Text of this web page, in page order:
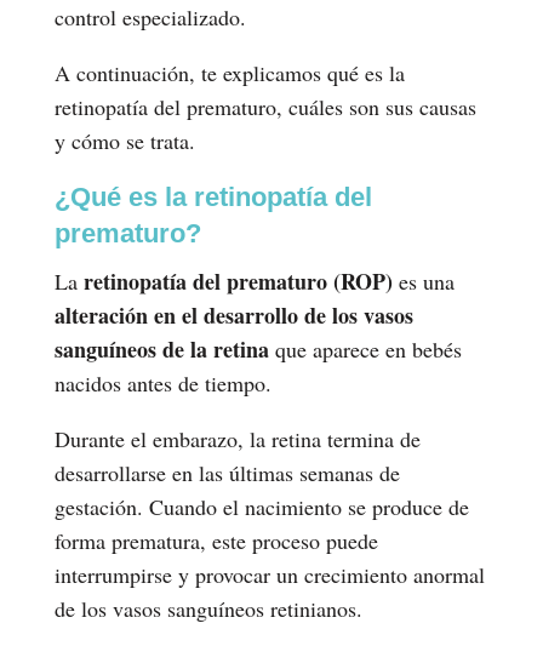
control especializado.
A continuación, te explicamos qué es la
retinopatía del prematuro, cuáles son sus causas
y cómo se trata.
¿Qué es la retinopatía del
prematuro?
La retinopatía del prematuro (ROP) es una
alteración en el desarrollo de los vasos
sanguíneos de la retinaque aparece en bebés
nacidos antes de tiempo.
Durante el embarazo, la retina termina de
desarrollarse en las últimas semanas de
gestación. Cuando el nacimiento se produce de
forma prematura, este proceso puede
interrumpirse y provocar un crecimiento anormal
de los vasos sanguíneos retinianos.